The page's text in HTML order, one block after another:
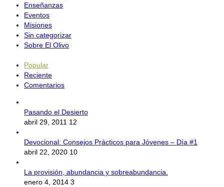
Enseñanzas
Eventos
Misiones
Sin categorizar
Sobre El Olivo
Popular
Reciente
Comentarios
Pasando el Desierto
abril 29, 2011 12
Devocional: Consejos Prácticos para Jóvenes – Día #1
abril 22, 2020 10
La provisión, abundancia y sobreabundancia.
enero 4, 2014 3